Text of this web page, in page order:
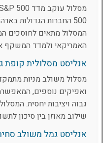
500 החברות הגדולות
המסלול מתאים לחוסכים
האמריקאי ולמדד המשקף
אנליסט מסלולית קופת גמל -
מסלול משולב מניות
ואפיקים נוספים,
גבוה ויציבות יחסית.
שילוב מאוזן בין סיכון
אנליסט גמל משולב